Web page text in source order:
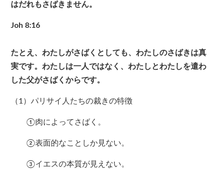
はだれもさばきません。
Joh 8:16
たとえ、わたしがさばくとしても、わたしのさばきは真
実です。わたしは一人ではなく、わたしとわたしを遣わ
した父がさばくからです。
（1）パリサイ人たちの裁きの特徴
①肉によってさばく。
②表面的なことしか見ない。
③イエスの本質が見えない。